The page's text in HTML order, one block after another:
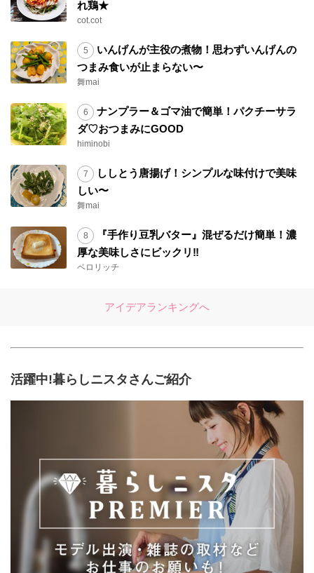
れ鶏★
cot.cot
いんげんが主役の煮物！思わずいんげんの
つまみ食いが止まらない〜
舞mai
ナンプラー＆ゴマ油で簡単！パクチーサラ
ダ♡おつまみにGOOD
himinobi
ししとう唐揚げ！シンプルな味付けで美味
しい〜
舞mai
『手作り豆乳バター』混ぜるだけ簡単！濃
厚な美味しさにビックリ‼︎
ベロリッチ
アイデアランキングへ
活躍中!暮らしニスタさんご紹介